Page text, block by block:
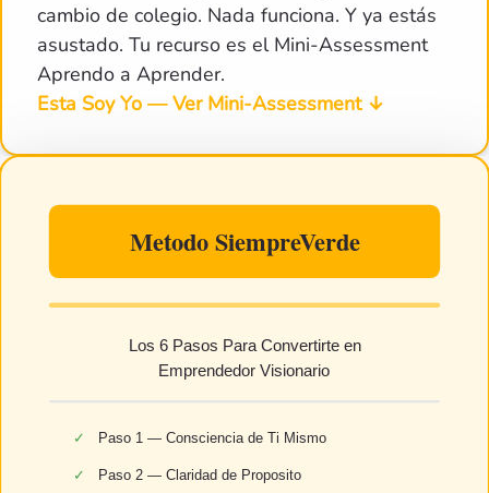
cambio de colegio. Nada funciona. Y ya estás
asustado. Tu recurso es el Mini-Assessment
Aprendo a Aprender.
Esta Soy Yo — Ver Mini-Assessment↓